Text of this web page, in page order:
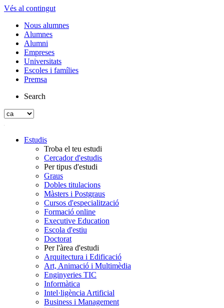
Vés al contingut
Nous alumnes
Alumnes
Alumni
Empreses
Universitats
Escoles i famílies
Premsa
Search
Estudis
Troba el teu estudi
Cercador d'estudis
Per tipus d'estudi
Graus
Dobles titulacions
Màsters i Postgraus
Cursos d'especialització
Formació online
Executive Education
Escola d'estiu
Doctorat
Per l'àrea d'estudi
Arquitectura i Edificació
Art, Animació i Multimèdia
Enginyeries TIC
Informàtica
Intel·ligència Artificial
Business i Management